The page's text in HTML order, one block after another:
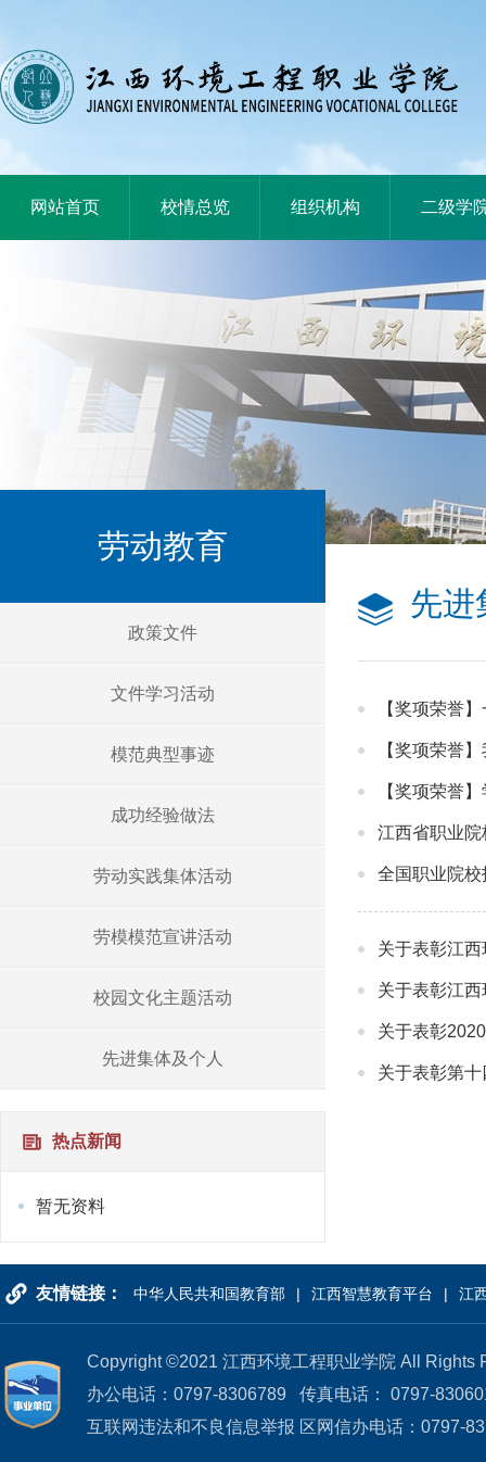
网站首页 校情总览 组织机构 二级学
劳动教育
政策文件
文件学习活动
模范典型事迹
成功经验做法
劳动实践集体活动
劳模模范宣讲活动
校园文化主题活动
先进集体及个人
热点新闻
暂无资料
先进
【奖项荣誉
【奖项荣誉
【奖项荣誉
江西省职业
全国职业院
关于表彰江
关于表彰江
关于表彰
关于表彰第十
友情链接： 中华人民共和国教育部 江西智慧教育平台 江
Copyright ©2021 江西环境工程职业学院 All Rights
办公电话：0797-8306789 传真电话： 0797-
互联网违法和不良信息举报 区网信办电话：0797-